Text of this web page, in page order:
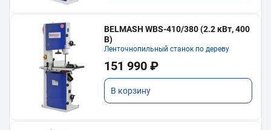
BELMASH WBS-410/380 (2.2 кВт, 400
В)
Ленточнопильный станок по дереву
151 990 ₽
В корзину